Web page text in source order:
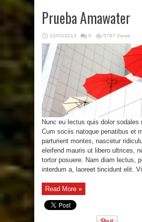
Prueba Amawater
10/03/2013 0 5797 Views
Nunc eu lectus quis dolor sodales
Cum sociis natoque penatibus et
parturient montes, nascetur
eleifend mauris ut libero ultrices,
tortor posuere. Nam diam lectus,
interdum a, laoreet tincidunt elit.
Read More »